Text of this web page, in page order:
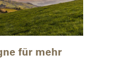
für mehr